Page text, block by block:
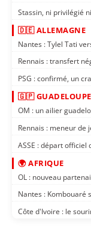
Stassin, ni privilégié
🇩🇪 ALLEMAGNE
Nantes : Tylel Tati
Rennais : transfert
PSG : confirmé, un
🇬🇵 GUADELOUPE
OM : un ailier
Rennais : meneur de
ASSE : départ officiel
🌍 AFRIQUE
OL : nouveau
Nantes : Kombouaré
Côte d'Ivoire : le